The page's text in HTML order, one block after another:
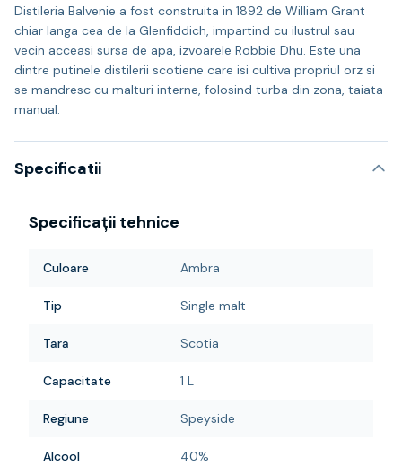
Distileria Balvenie a fost construita in 1892 de William Grant
chiar langa cea de la Glenfiddich, impartind cu ilustrul sau
vecin acceasi sursa de apa, izvoarele Robbie Dhu. Este una
dintre putinele distilerii scotiene care isi cultiva propriul orz si
se mandresc cu malturi interne, folosind turba din zona, taiata
manual.
Specificatii
Specificații tehnice
Culoare Ambra
Tip Single malt
Tara Scotia
Capacitate 1 L
Regiune Speyside
Alcool 40%